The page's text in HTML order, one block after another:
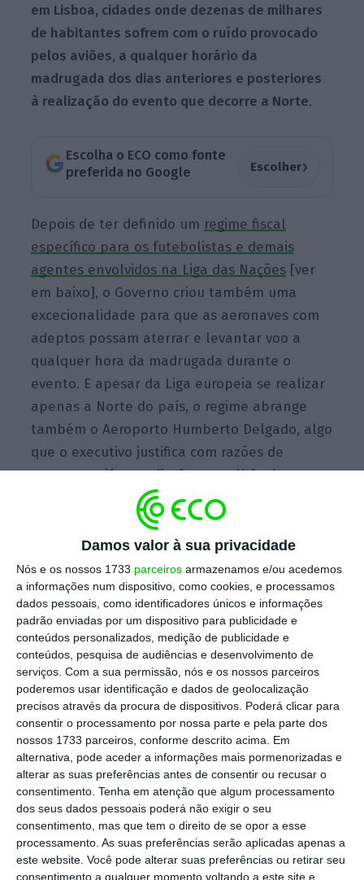
Damos valor à sua privacidade
Nós e os nossos 1733 parceiros armazenamos e/ou acedemos
a informações num dispositivo, como cookies, e processamos
dados pessoais, como identificadores únicos e informações
padrão enviadas por um dispositivo para publicidade e
conteúdos personalizados, medição de publicidade e
conteúdos, pesquisa de audiências e desenvolvimento de
serviços. Com a sua permissão, nós e os nossos parceiros
poderemos usar identificação e dados de geolocalização
precisos através da procura de dispositivos. Poderá clicar para
consentir o processamento por nossa parte e pela parte dos
nossos 1733 parceiros, conforme descrito acima. Em
alternativa, pode aceder a informações mais pormenorizadas e
alterar as suas preferências antes de consentir ou recusar o
consentimento. Tenha em atenção que algum processamento
dos seus dados pessoais poderá não exigir o seu
consentimento, mas que tem o direito de se opor a esse
processamento. As suas preferências serão aplicadas apenas a
este website. Você pode alterar suas preferências ou retirar seu
consentimento a qualquer momento voltando a este site e
em Lisboa, cidades onde dezenas de milhares
de habitantes sofrem com o ruído provocado
pelos aviões, a qualquer horário da
madrugada dos dias anteriores e posteriores
à realização do evento que decorre a Norte.
Escolha o ECO como fonte
preferida no Google
Escolher›
Depois de ter definido um regime fiscal
específico para os futebolistas e demais
agentes envolvidos na Liga das Nações [ver
em baixo], o Governo criou também uma
excecionalidade para que as aeronaves com
adeptos possam aterrar e levantar voo a
qualquer hora da madrugada durante o
evento. E apesar da Liga europeia se realizar
apenas a Norte do país, o regime abrange
também o Aeroporto Humberto Delgado, algo
que o executivo justifica com razões de
segurança, já que, diz, é aconselhável
“proceder à segregação de adeptos”.
A fase final da Liga das Nações decorre no
Porto e em Guimarães de 5 a 9 de junho
próximos, colocando frente a frente as
seleções de Portugal e da Suíça na primeira
meia-final, a jogar no dia 5, e as de Holanda e
Inglaterra na segunda meia-final, disputada
no dia seguinte.No dia 9, as quatro seleções
voltam aos relvados ou para disputar a Final
ou o jogo para atribuição do 3º e 4º lugar.
Os estádios onde se realizarão os quatro
jogos têm, em conjunto,capacidade para
perto de 85 mil espetadores e, querendo o
Governo receber melhor e mais adeptos,